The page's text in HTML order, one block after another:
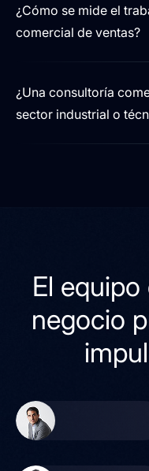
¿Cómo se mide el
comercial de ventas?
¿Una consultoría
sector industrial o
El
negocio